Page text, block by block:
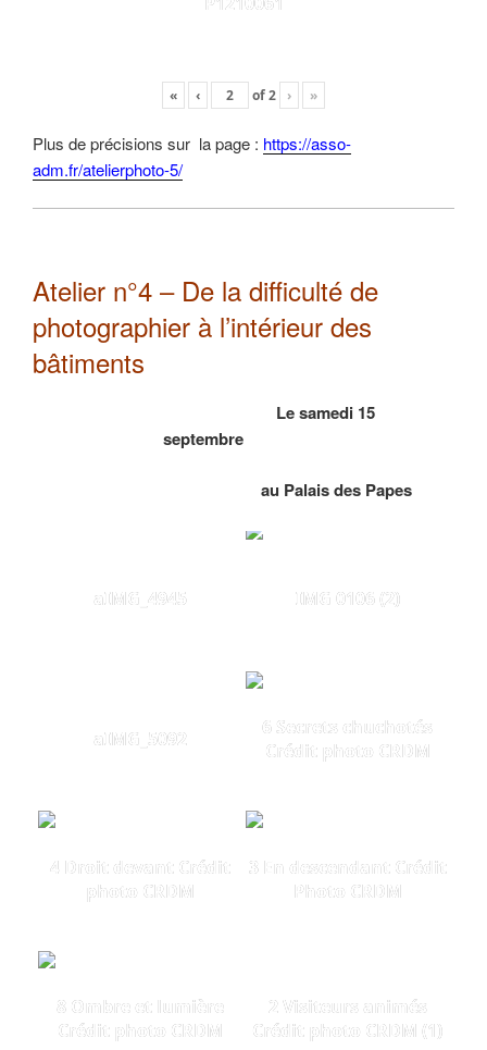
« ‹ of2 › »
Plus de précisions sur la page : https://asso-
adm.fr/atelierphoto-5/
Atelier n°4 – De la difficulté de
photographier à l’intérieur des
bâtiments
Le samedi 15
septembre
au Palais des Papes
aIMG_4945 IMG 0106 (2)
aIMG_5092
6 Secrets chuchotés
Crédit photo CRDM
4 Droit devant Crédit
photo CRDM
3 En descendant Crédit
Photo CRDM
8 Ombre et lumière
Crédit photo CRDM
2 Visiteurs animés
Crédit photo CRDM (1)